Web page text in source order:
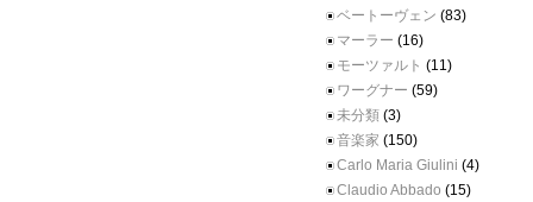
ベートーヴェン (83)
マーラー (16)
モーツァルト (11)
ワーグナー (59)
未分類 (3)
音楽家 (150)
Carlo Maria Giulini (4)
Claudio Abbado (15)